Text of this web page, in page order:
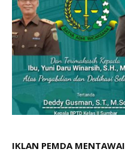
IKLAN PEMDA MENTAWAI